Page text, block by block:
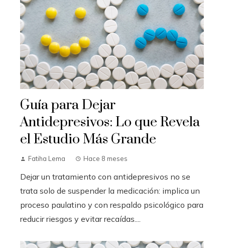
Guía para Dejar
Antidepresivos: Lo que Revela
el Estudio Más Grande
Fatiha Lema Hace 8 meses
Dejar un tratamiento con antidepresivos no se
trata solo de suspender la medicación: implica un
proceso paulatino y con respaldo psicológico para
reducir riesgos y evitar recaídas....